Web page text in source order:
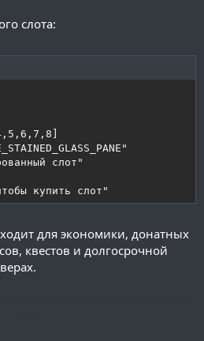
слота:
слот"
купить слот"
для экономики, донатных
квестов и долгосрочной